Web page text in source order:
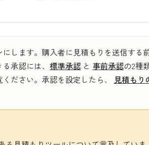
します。購入者に見積もりを送信する
承認には、 標準承認 と 事前承認の2種
ださい。承認を設定したら、 見積もり